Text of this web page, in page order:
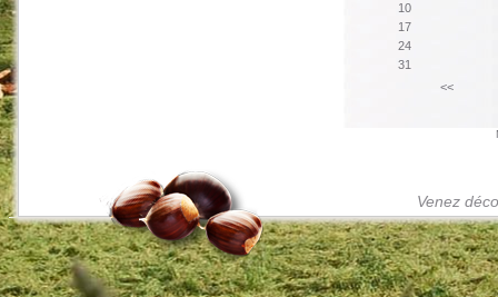
10
17
24
31
<<
Venez